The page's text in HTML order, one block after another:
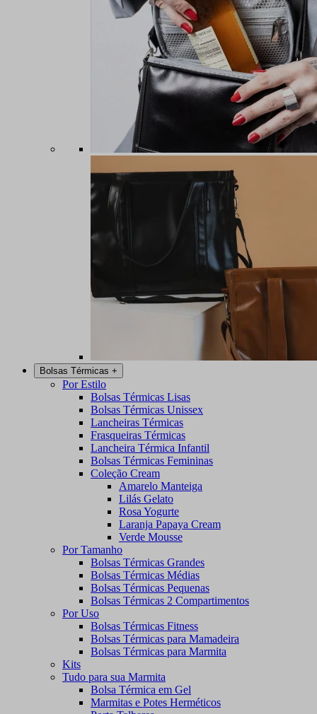
Bolsas Térmicas +
Por Estilo
Bolsas Térmicas Lisas
Bolsas Térmicas Unissex
Lancheiras Térmicas
Frasqueiras Térmicas
Lancheira Térmica Infantil
Bolsas Térmicas Femininas
Coleção Cream
Amarelo Manteiga
Lilás Gelato
Rosa Yogurte
Laranja Papaya Cream
Verde Mousse
Por Tamanho
Bolsas Térmicas Grandes
Bolsas Térmicas Médias
Bolsas Térmicas Pequenas
Bolsas Térmicas 2 Compartimentos
Por Uso
Bolsas Térmicas Fitness
Bolsas Térmicas para Mamadeira
Bolsas Térmicas para Marmita
Kits
Tudo para sua Marmita
Bolsa Térmica em Gel
Marmitas e Potes Herméticos